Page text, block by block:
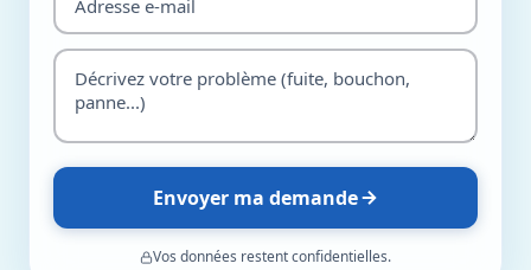
Envoyer ma demande
Vos données restent confidentielles.